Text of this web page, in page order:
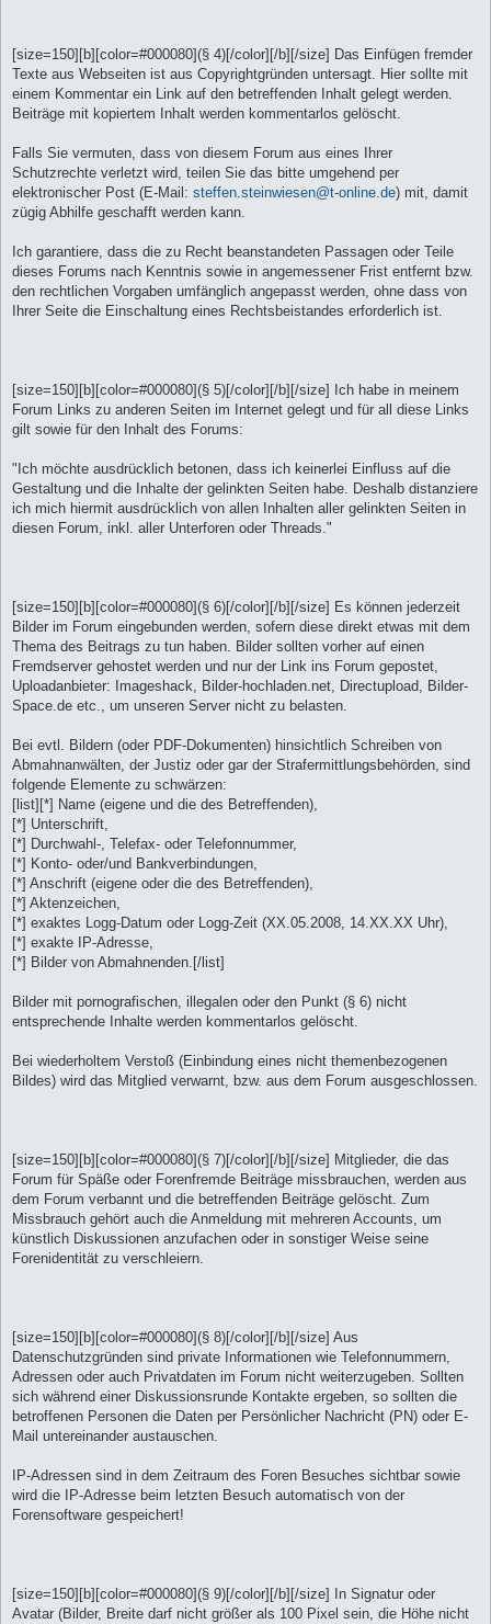
[size=150][b][color=#000080](§ 4)[/color][/b][/size] Das Einfügen fremder
Texte aus Webseiten ist aus Copyrightgründen untersagt. Hier sollte mit
einem Kommentar ein Link auf den betreffenden Inhalt gelegt werden.
Beiträge mit kopiertem Inhalt werden kommentarlos gelöscht.
Falls Sie vermuten, dass von diesem Forum aus eines Ihrer
Schutzrechte verletzt wird, teilen Sie das bitte umgehend per
elektronischer Post (E-Mail: steffen.steinwiesen@t-online.de) mit, damit
zügig Abhilfe geschafft werden kann.
Ich garantiere, dass die zu Recht beanstandeten Passagen oder Teile
dieses Forums nach Kenntnis sowie in angemessener Frist entfernt bzw.
den rechtlichen Vorgaben umfänglich angepasst werden, ohne dass von
Ihrer Seite die Einschaltung eines Rechtsbeistandes erforderlich ist.
[size=150][b][color=#000080](§ 5)[/color][/b][/size] Ich habe in meinem
Forum Links zu anderen Seiten im Internet gelegt und für all diese Links
gilt sowie für den Inhalt des Forums:
"Ich möchte ausdrücklich betonen, dass ich keinerlei Einfluss auf die
Gestaltung und die Inhalte der gelinkten Seiten habe. Deshalb distanziere
ich mich hiermit ausdrücklich von allen Inhalten aller gelinkten Seiten in
diesen Forum, inkl. aller Unterforen oder Threads."
[size=150][b][color=#000080](§ 6)[/color][/b][/size] Es können jederzeit
Bilder im Forum eingebunden werden, sofern diese direkt etwas mit dem
Thema des Beitrags zu tun haben. Bilder sollten vorher auf einen
Fremdserver gehostet werden und nur der Link ins Forum gepostet,
Uploadanbieter: Imageshack, Bilder-hochladen.net, Directupload, Bilder-
Space.de etc., um unseren Server nicht zu belasten.
Bei evtl. Bildern (oder PDF-Dokumenten) hinsichtlich Schreiben von
Abmahnanwälten, der Justiz oder gar der Strafermittlungsbehörden, sind
folgende Elemente zu schwärzen:
[list][*] Name (eigene und die des Betreffenden),
[*] Unterschrift,
[*] Durchwahl-, Telefax- oder Telefonnummer,
[*] Konto- oder/und Bankverbindungen,
[*] Anschrift (eigene oder die des Betreffenden),
[*] Aktenzeichen,
[*] exaktes Logg-Datum oder Logg-Zeit (XX.05.2008, 14.XX.XX Uhr),
[*] exakte IP-Adresse,
[*] Bilder von Abmahnenden.[/list]
Bilder mit pornografischen, illegalen oder den Punkt (§ 6) nicht
entsprechende Inhalte werden kommentarlos gelöscht.
Bei wiederholtem Verstoß (Einbindung eines nicht themenbezogenen
Bildes) wird das Mitglied verwarnt, bzw. aus dem Forum ausgeschlossen.
[size=150][b][color=#000080](§ 7)[/color][/b][/size] Mitglieder, die das
Forum für Späße oder Forenfremde Beiträge missbrauchen, werden aus
dem Forum verbannt und die betreffenden Beiträge gelöscht. Zum
Missbrauch gehört auch die Anmeldung mit mehreren Accounts, um
künstlich Diskussionen anzufachen oder in sonstiger Weise seine
Forenidentität zu verschleiern.
[size=150][b][color=#000080](§ 8)[/color][/b][/size] Aus
Datenschutzgründen sind private Informationen wie Telefonnummern,
Adressen oder auch Privatdaten im Forum nicht weiterzugeben. Sollten
sich während einer Diskussionsrunde Kontakte ergeben, so sollten die
betroffenen Personen die Daten per Persönlicher Nachricht (PN) oder E-
Mail untereinander austauschen.
IP-Adressen sind in dem Zeitraum des Foren Besuches sichtbar sowie
wird die IP-Adresse beim letzten Besuch automatisch von der
Forensoftware gespeichert!
[size=150][b][color=#000080](§ 9)[/color][/b][/size] In Signatur oder
Avatar (Bilder, Breite darf nicht größer als 100 Pixel sein, die Höhe nicht